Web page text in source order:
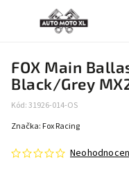
FOX Main
Black/Grey
Kód:31926-014-OS
Značka: Fox Racing